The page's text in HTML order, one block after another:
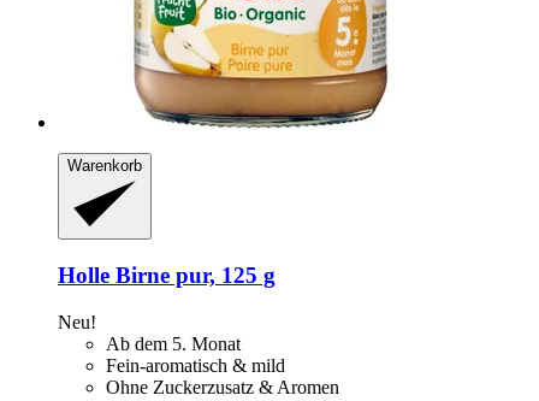
Warenkorb
Holle Birne pur, 125 g
Neu!
Ab dem 5. Monat
Fein-aromatisch & mild
Ohne Zuckerzusatz & Aromen